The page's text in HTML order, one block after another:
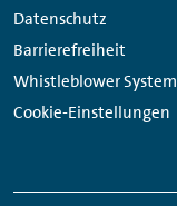
Datenschutz
Barrierefreiheit
Whistleblower System
Cookie-Einstellungen